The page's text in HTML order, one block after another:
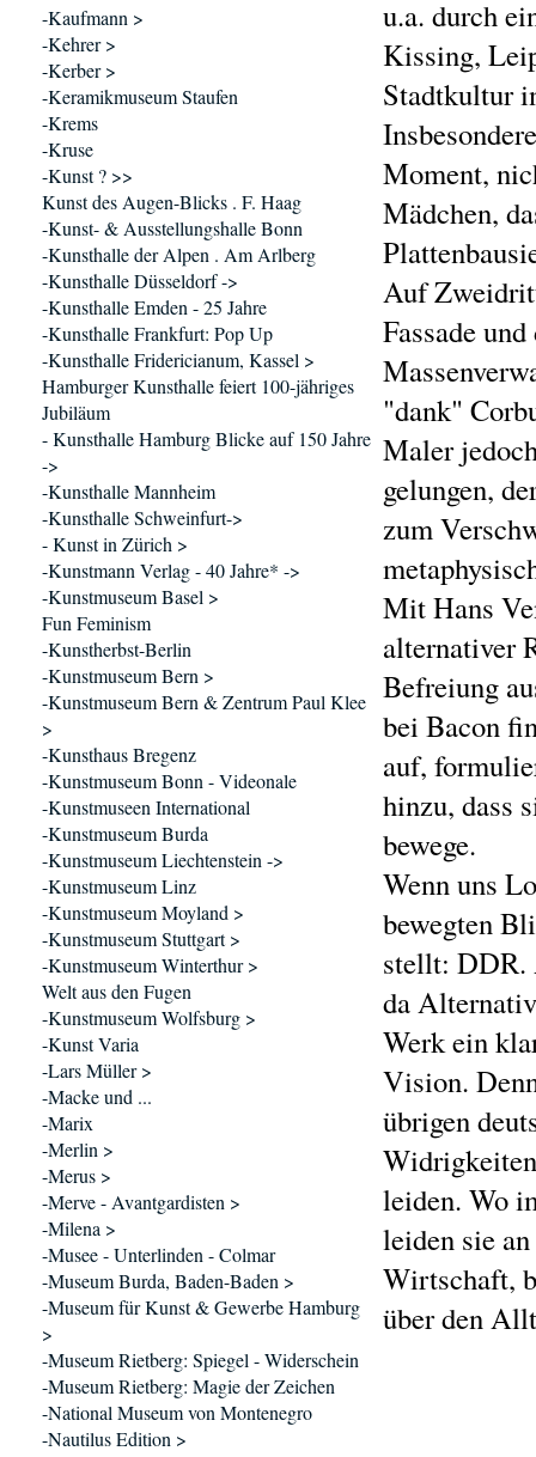
u.a. durch
Kissing,
Stadtkultur
Moment,
Mädchen,
Auf
Fassade
"dank"
Maler
gelungen,
zum
Mit Hans
alternativer
Befreiung
bei Bacon
auf,
hinzu, dass
bewege.
Wenn uns
bewegten
stellt: DDR.
da
Werk ein
Vision.
übrigen
leiden. Wo
leiden sie
Wirtschaft,
über den
-Kaufmann >
-Kehrer >
-Kerber >
-Keramikmuseum Staufen
-Krems
-Kruse
-Kunst ? >>
Kunst des Augen-Blicks . F. Haag
-Kunst- & Ausstellungshalle Bonn
-Kunsthalle der Alpen . Am Arlberg
-Kunsthalle Düsseldorf ->
-Kunsthalle Emden - 25 Jahre
-Kunsthalle Frankfurt: Pop Up
-Kunsthalle Fridericianum, Kassel >
Hamburger Kunsthalle feiert 100-jähriges
Jubiläum
- Kunsthalle Hamburg Blicke auf 150 Jahre
->
-Kunsthalle Mannheim
-Kunsthalle Schweinfurt->
- Kunst in Zürich >
-Kunstmann Verlag - 40 Jahre* ->
-Kunstmuseum Basel >
Fun Feminism
-Kunstherbst-Berlin
-Kunstmuseum Bern >
-Kunstmuseum Bern & Zentrum Paul Klee
>
-Kunsthaus Bregenz
-Kunstmuseum Bonn - Videonale
-Kunstmuseen International
-Kunstmuseum Burda
-Kunstmuseum Liechtenstein ->
-Kunstmuseum Linz
-Kunstmuseum Moyland >
-Kunstmuseum Stuttgart >
-Kunstmuseum Winterthur >
Welt aus den Fugen
-Kunstmuseum Wolfsburg >
-Kunst Varia
-Lars Müller >
-Macke und ...
-Marix
-Merlin >
-Merus >
-Merve - Avantgardisten >
-Milena >
-Musee - Unterlinden - Colmar
-Museum Burda, Baden-Baden >
-Museum für Kunst & Gewerbe Hamburg
>
-Museum Rietberg: Spiegel - Widerschein
-Museum Rietberg: Magie der Zeichen
-National Museum von Montenegro
-Nautilus Edition >